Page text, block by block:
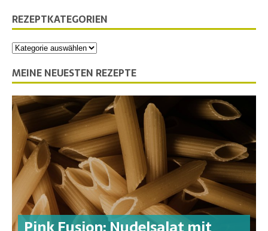
REZEPTKATEGORIEN
MEINE NEUESTEN REZEPTE